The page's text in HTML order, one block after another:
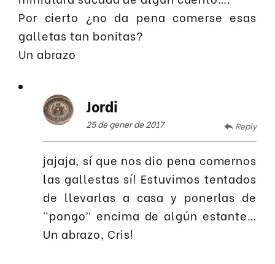
Por cierto ¿no da pena comerse esas
galletas tan bonitas?
Un abrazo
Jordi
25 de gener de 2017 Reply
jajaja, sí que nos dio pena comernos
las gallestas sí! Estuvimos tentados
de llevarlas a casa y ponerlas de
“pongo” encima de algún estante…
Un abrazo, Cris!